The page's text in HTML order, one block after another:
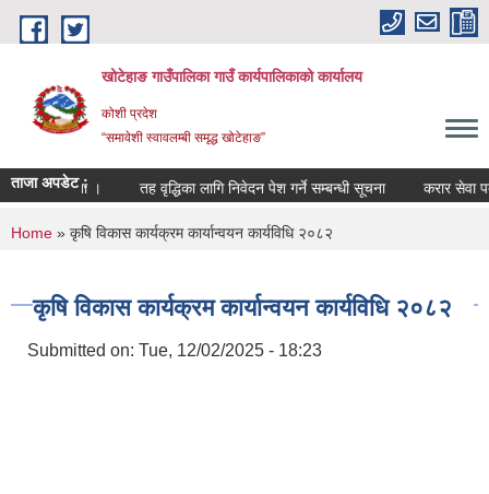
Skip to main content
खोटेहाङ गाउँपालिका गाउँ कार्यपालिकाको कार्यालय
कोशी प्रदेश
“समावेशी स्वावलम्बी समृद्ध खोटेहाङ”
ताजा अपडेट :
सूचना । तह वृद्धिका लागि निवेदन पेश गर्ने सम्बन्धी सूचना करार सेवा
You are here
Home » कृषि विकास कार्यक्रम कार्यान्वयन कार्यविधि २०८२
कृषि विकास कार्यक्रम कार्यान्वयन कार्यविधि २०८२
Submitted on: Tue, 12/02/2025 - 18:23